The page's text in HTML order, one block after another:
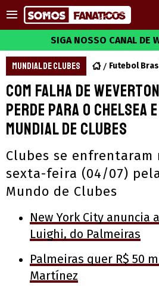
SIGA NOSSO CANAL DE
MUNDIAL DE CLUBES Futebol
Com falha de
perde para o Chelsea
Mundial de Clubes
Clubes se
sexta-feira (04/07)
Mundo de Clubes
New York City anuncia
Luighi, do Palmeiras
Palmeiras quer R$ 50
Martínez